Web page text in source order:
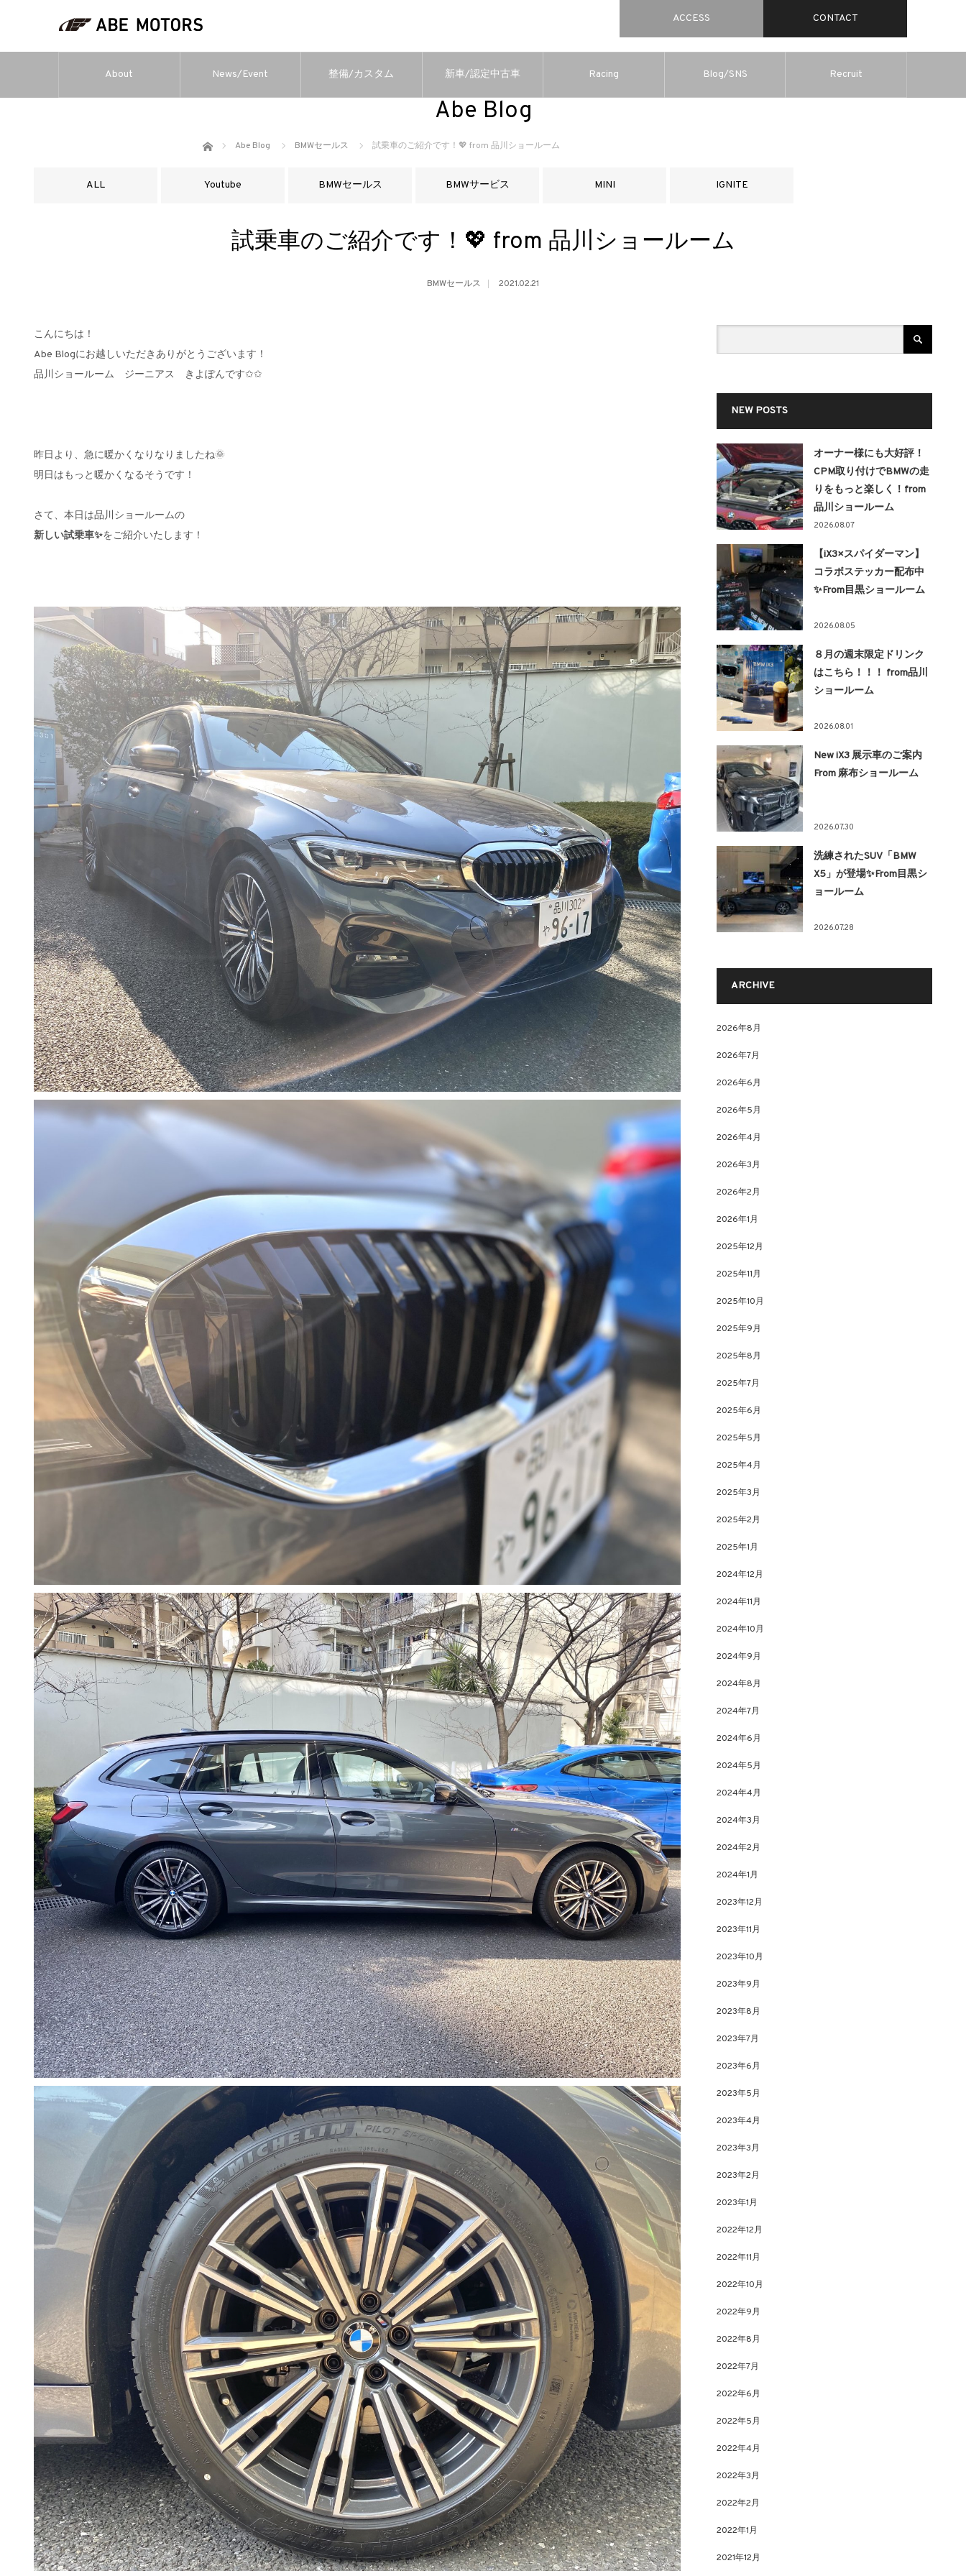
ACCESS CONTACT
About News/Event 整備/カスタム 新車/認定中古車 Racing Blog/SNS Recruit
Abe Blog
ホーム Abe Blog BMWセールス 試乗車のご紹介です！💖 from 品川ショールーム
ALL Youtube BMWセールス BMWサービス MINI IGNITE
試乗車のご紹介です！💖 from 品川ショールーム
BMWセールス 2021.02.21
こんにちは！
Abe Blogにお越しいただきありがとうございます！
品川ショールーム ジーニアス きよぽんです✩✩
昨日より、急に暖かくなりなりましたね🌞
明日はもっと暖かくなるそうです！
さて、本日は品川ショールームの
新しい試乗車✨をご紹介いたします！
NEW POSTS
オーナー様にも大好評！
CPM取り付けでBMWの走
りをもっと楽しく！from
品川ショールーム
2026.08.07
【iX3×スパイダーマン】
コラボステッカー配布中
✨From目黒ショールーム
2026.08.05
８月の週末限定ドリンク
はこちら！！！ from品川
ショールーム
2026.08.01
New iX3 展示車のご案内
From 麻布ショールーム
2026.07.30
洗練されたSUV「BMW
X5」が登場✨From目黒シ
ョールーム
2026.07.28
ARCHIVE
2026年8月
2026年7月
2026年6月
2026年5月
2026年4月
2026年3月
2026年2月
2026年1月
2025年12月
2025年11月
2025年10月
2025年9月
2025年8月
2025年7月
2025年6月
2025年5月
2025年4月
2025年3月
2025年2月
2025年1月
2024年12月
2024年11月
2024年10月
2024年9月
2024年8月
2024年7月
2024年6月
2024年5月
2024年4月
2024年3月
2024年2月
2024年1月
2023年12月
2023年11月
2023年10月
2023年9月
2023年8月
2023年7月
2023年6月
2023年5月
2023年4月
2023年3月
2023年2月
2023年1月
2022年12月
2022年11月
2022年10月
2022年9月
2022年8月
2022年7月
2022年6月
2022年5月
2022年4月
2022年3月
2022年2月
2022年1月
2021年12月